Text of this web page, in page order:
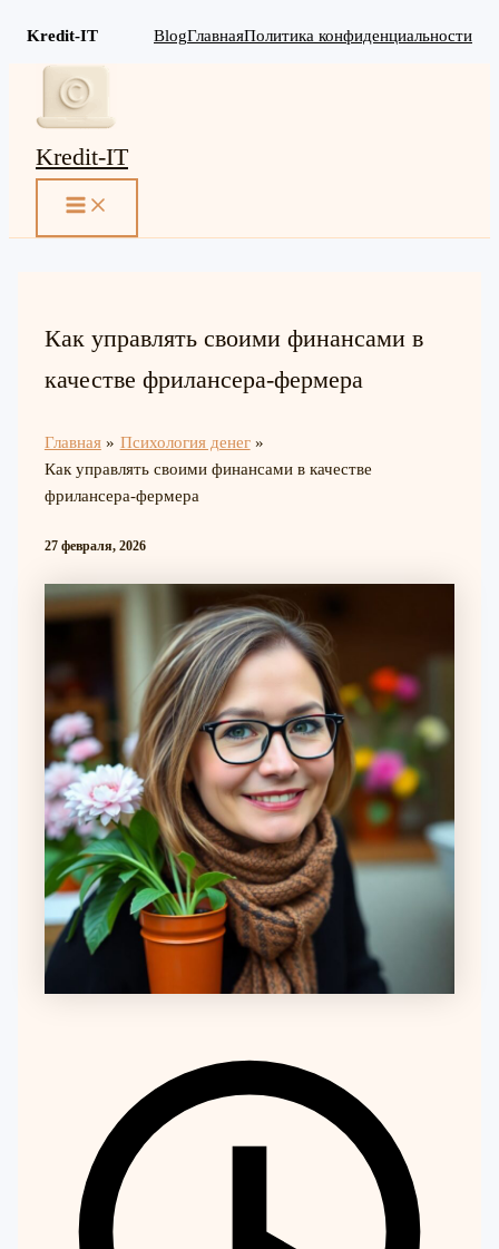
Kredit-IT BlogГлавнаяПолитика конфиденциальности
Перейти
содержимому
Kredit-IT
MAIN
Как управлять своими финансами в
качестве фрилансера-фермера
Главная
Психология денег
Как управлять своими финансами в качестве
фрилансера-фермера
27 февраля, 2026